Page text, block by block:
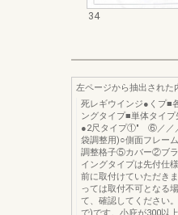
34
左ページから抽出された
死レギウインジ●くプ■
ングタイプ■単体タイ
●2尺タイプ①″ ⑥／
袋調整用)○側面フレー
調整格子⑤カバー②ブラ
イングタイプは先付仕
前に取付けていただき
っては取付不可となる
て、確認してください